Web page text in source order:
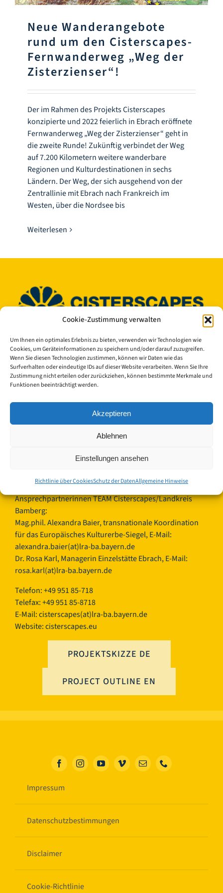
Cookie-Zustimmung verwalten
Um Ihnen ein optimales Erlebnis zu bieten, verwenden wir Technologien wie
Cookies, um Geräteinformationen zu speichern und/oder darauf zuzugreifen.
Wenn Sie diesen Technologien zustimmen, können wir Daten wie das
Surfverhalten oder eindeutige IDs auf dieser Website verarbeiten. Wenn Sie Ihre
Zustimmung nicht erteilen oder zurückziehen, können bestimmte Merkmale und
Funktionen beeinträchtigt werden.
Akzeptieren
Ablehnen
Einstellungen ansehen
Richtlinie über CookiesSchutz der DatenAllgemeine Hinweise
Infozentrum
Downloads
Lernort
Leichte Sprache
Deutsch
Neue Wanderangebote
rund um den Cisterscapes-
Fernwanderweg „Weg der
Zisterzienser“!
Der im Rahmen des Projekts Cisterscapes
konzipierte und 2022 feierlich in Ebrach eröffnete
Fernwanderweg „Weg der Zisterzienser“ geht in
die zweite Runde! Zukünftig verbindet der Weg
auf 7.200 Kilometern weitere wanderbare
Regionen und Kulturdestinationen in sechs
Ländern. Der Weg, der sich ausgehend von der
Zentrallinie mit Ebrach nach Frankreich im
Westen, über die Nordsee bis
Weiterlesen
© Copyright 2023 - 2026 | Cisterscapes
Alle Rechte vorbehalten
und alle Angaben ohne Gewähr.
Kontakt:
Germany
Ansprechpartnerinnen TEAM Cisterscapes/Landkreis
Bamberg:
Mag.phil. Alexandra Baier, transnationale Koordination
für das Europäisches Kulturerbe-Siegel, E-Mail:
alexandra.baier(at)lra-ba.bayern.de
Dr. Rosa Karl, Managerin Einzelstätte Ebrach, E-Mail:
rosa.karl(at)lra-ba.bayern.de
Telefon: +49 951 85-718
Telefax: +49 951 85-8718
E-Mail:cisterscapes(at)lra-ba.bayern.de
Website: cisterscapes.eu
PROJEKTSKIZZE DE
PROJECT OUTLINE EN
Impressum
Datenschutzbestimmungen
Disclaimer
Cookie-Richtlinie